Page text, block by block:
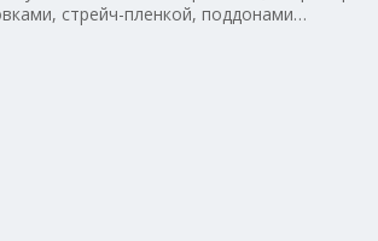
стрейч-пленкой, поддонами…